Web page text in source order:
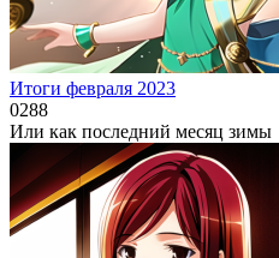
Итоги февраля 2023
0288
Или как последний месяц зимы